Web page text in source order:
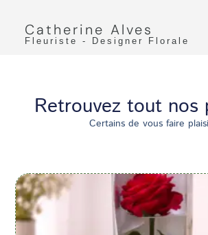
Catherine Alves
Fleuriste - Designer Florale
Retrouvez tout nos
Certains de vous faire